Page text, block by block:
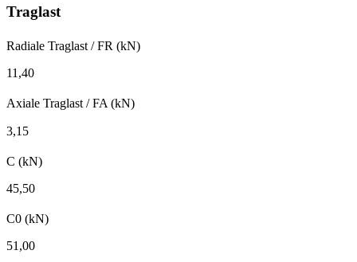
Traglast
Radiale Traglast / FR (kN)
11,40
Axiale Traglast / FA (kN)
3,15
C (kN)
45,50
C0 (kN)
51,00